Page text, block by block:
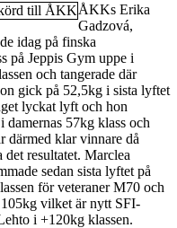
ÅKKs Erika
Gadzová,
idag på finska
på Jeppis Gym uppe i
och tangerade där
gick på 52,5kg i sista lyftet
lyckat lyft och hon
damernas 57kg klass och
därmed klar vinnare då
resultatet. Marclea
sedan sista lyftet på
för veteraner M70 och
vilket är nytt SFI-
i +120kg klassen.